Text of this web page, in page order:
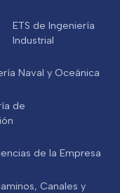
ETS de Ingeniería
Industrial
Naval y Oceánica
de
de la Empresa
Canales y